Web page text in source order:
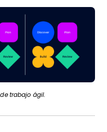
trabajo ágil.